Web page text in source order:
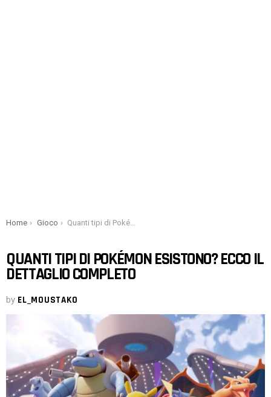
You are here:
Home Gioco Quanti tipi di Pokémon esistono? Ecco il dettaglio completo
QUANTI TIPI DI POKÉMON ESISTONO? ECCO IL
DETTAGLIO COMPLETO
by EL_MOUSTAKO